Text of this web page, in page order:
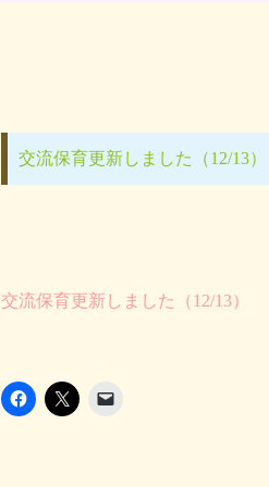
交流保育更新しました（12/13）
交流保育更新しました（12/13）